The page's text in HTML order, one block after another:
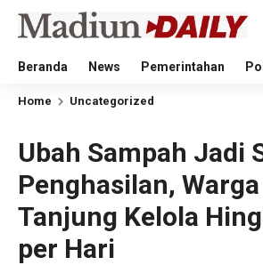
Beranda News Pemerintahan
Home Uncategorized
Ubah Sampah Jadi
Penghasilan,
Tanjung Kelola
per Hari